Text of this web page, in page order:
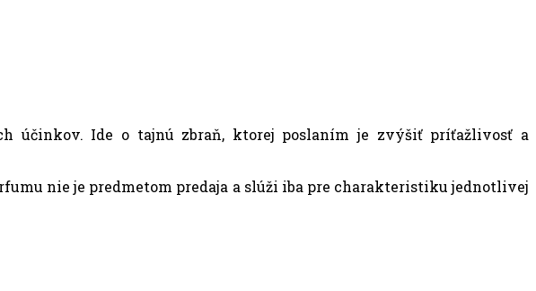
účinkov. Ide o tajnú zbraň, ktorej poslaním je zvýšiť príťažlivosť a
nie je predmetom predaja a slúži iba pre charakteristiku jednotlivej